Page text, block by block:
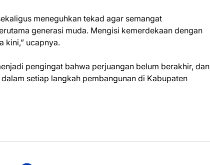
meneguhkan tekad agar semangat
generasi muda. Mengisi kemerdekaan dengan
kini,” ucapnya.
pengingat bahwa perjuangan belum berakhir, dan
setiap langkah pembangunan di Kabupaten